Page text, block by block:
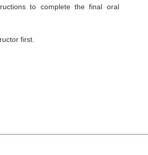
to complete the final oral
first.